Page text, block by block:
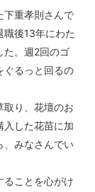
下重孝則さんで
後13年にわた
た。週2回のゴ
ぐるっと回るの
取り、花壇のお
入した花苗に加
、みなさんでい
ることを心がけ